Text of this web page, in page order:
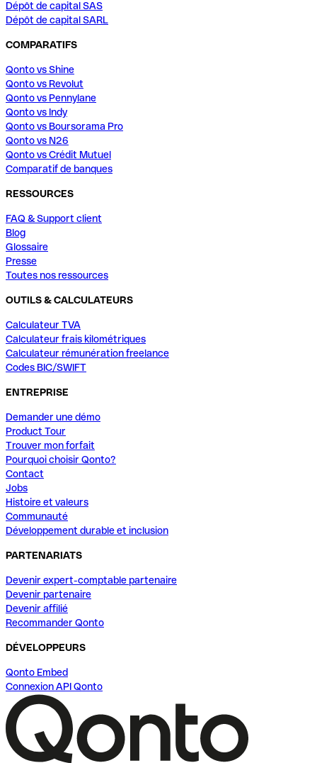
Dépôt de capital SAS
Dépôt de capital SARL
COMPARATIFS
Qonto vs Shine
Qonto vs Revolut
Qonto vs Pennylane
Qonto vs Indy
Qonto vs Boursorama Pro
Qonto vs N26
Qonto vs Crédit Mutuel
Comparatif de banques
RESSOURCES
FAQ & Support client
Blog
Glossaire
Presse
Toutes nos ressources
OUTILS & CALCULATEURS
Calculateur TVA
Calculateur frais kilométriques
Calculateur rémunération freelance
Codes BIC/SWIFT
ENTREPRISE
Demander une démo
Product Tour
Trouver mon forfait
Pourquoi choisir Qonto?
Contact
Jobs
Histoire et valeurs
Communauté
Développement durable et inclusion
PARTENARIATS
Devenir expert-comptable partenaire
Devenir partenaire
Devenir affilié
Recommander Qonto
DÉVELOPPEURS
Qonto Embed
Connexion API Qonto